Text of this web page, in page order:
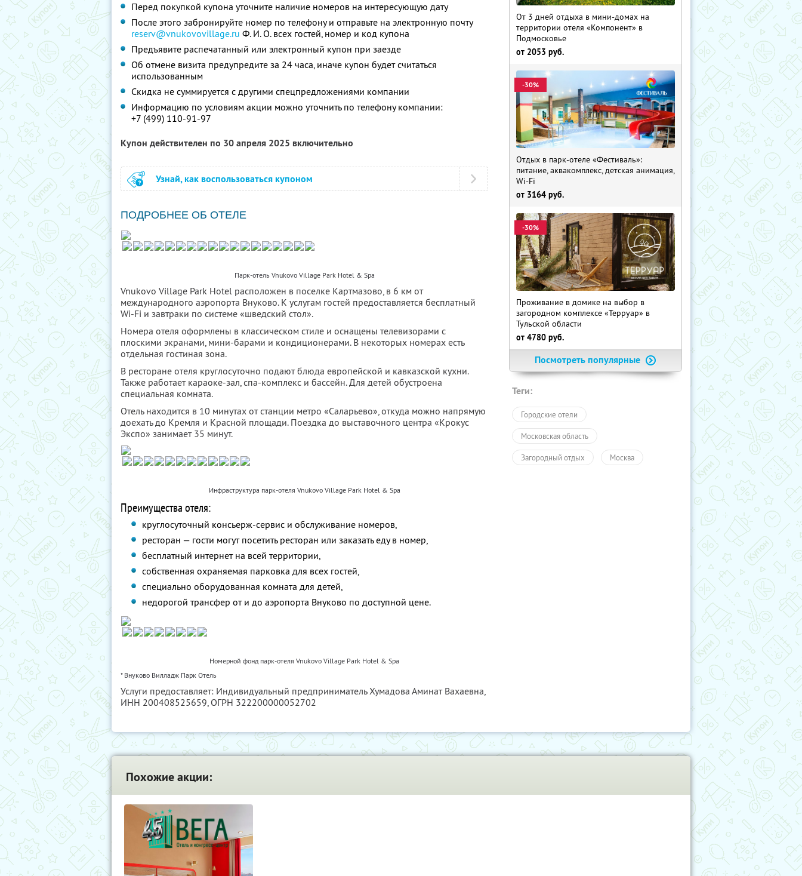
Перед покупкой купона уточните наличие номеров на интересующую дату
После этого забронируйте номер по телефону и отправьте на электронную почту
reserv@vnukovovillage.ru Ф. И. О.всех гостей, номер и код купона
Предъявите распечатанный или электронный купон при заезде
Об отмене визита предупредите за 24 часа, иначе купон будет считаться
использованным
Скидка не суммируется с другими спецпредложениями компании
Информацию по условиям акции можно уточнить по телефону компании:
+7 (499) 110-91-97
Купон действителен по 30 апреля 2025 включительно
Узнай, как воспользоваться купоном
ПОДРОБНЕЕ ОБ ОТЕЛЕ
Парк-отель Vnukovo Village Park Hotel & Spa
Vnukovo Village Park Hotel расположен в поселке Картмазово, в 6 км от
международного аэропорта Внуково. К услугам гостей предоставляется бесплатный
Wi-Fi и завтраки по системе «шведский стол».
Номера отеля оформлены в классическом стиле и оснащены телевизорами с
плоскими экранами, мини-барами и кондиционерами. В некоторых номерах есть
отдельная гостиная зона.
В ресторане отеля круглосуточно подают блюда европейской и кавказской кухни.
Также работает караоке-зал, спа-комплекс и бассейн. Для детей обустроена
специальная комната.
Отель находится в 10 минутах от станции метро «Саларьево», откуда можно напрямую
доехать до Кремля и Красной площади. Поездка до выставочного центра «Крокус
Экспо» занимает 35 минут.
Инфраструктура парк-отеля Vnukovo Village Park Hotel & Spa
Преимущества отеля:
круглосуточный консьерж-сервис и обслуживание номеров,
ресторан — гости могут посетить ресторан или заказать еду в номер,
бесплатный интернет на всей территории,
собственная охраняемая парковка для всех гостей,
специально оборудованная комната для детей,
недорогой трансфер от и до аэропорта Внуково по доступной цене.
Номерной фонд парк-отеля Vnukovo Village Park Hotel & Spa
* Внуково Вилладж Парк Отель
Услуги предоставляет: Индивидуальный предприниматель Хумадова Аминат Вахаевна,
ИНН 200408525659, ОГРН 322200000052702
От 3 дней отдыха в мини-домах на
территории отеля «Компонент» в
Подмосковье
от 2053 руб.
-30%
Отдых в парк-отеле «Фестиваль»:
питание, аквакомплекс, детская анимация,
Wi-Fi
от 3164 руб.
-30%
Проживание в домике на выбор в
загородном комплексе «Терруар» в
Тульской области
от 4780 руб.
Посмотреть популярные
Теги:
Городские отели
Московская область
Загородный отдых Москва
Похожие акции: